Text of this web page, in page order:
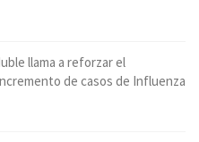
llama a reforzar el
de casos de Influenza